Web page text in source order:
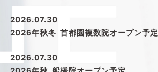
2026.07.30
2026年秋冬 首都圏複数院オープン予定
2026.07.30